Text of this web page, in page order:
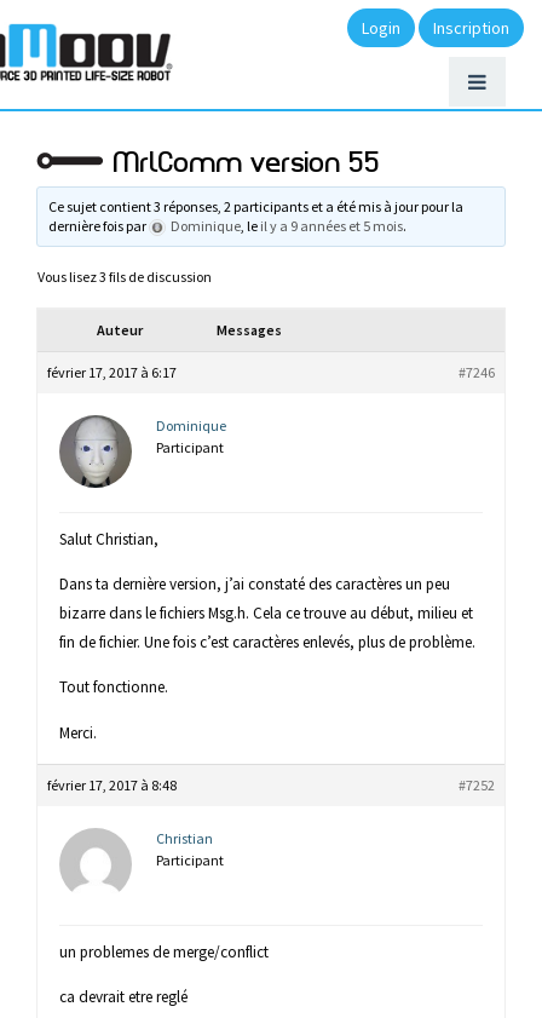
Login Inscription
MrlComm version 55
Ce sujet contient 3 réponses, 2 participants et a été mis à jour pour la
dernière fois par
Dominique, le il y a 9 années et 5 mois.
Vous lisez 3 fils de discussion
Auteur Messages
février 17, 2017 à 6:17 #7246
Dominique
Participant
Salut Christian,
Dans ta dernière version, j’ai constaté des caractères un peu
bizarre dans le fichiers Msg.h. Cela ce trouve au début, milieu et
fin de fichier. Une fois c’est caractères enlevés, plus de problème.
Tout fonctionne.
Merci.
février 17, 2017 à 8:48 #7252
Christian
Participant
un problemes de merge/conflict
ca devrait etre reglé